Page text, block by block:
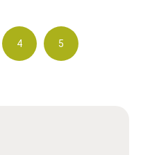
4 5